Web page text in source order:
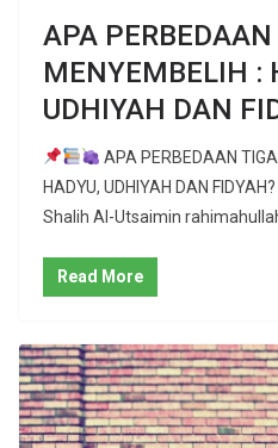
APA
MENYEMBELIH :
UDHIYAH DAN
APA PERBEDAAN
HADYU, UDHIYAH DAN
Shalih Al-Utsaimin
Read More